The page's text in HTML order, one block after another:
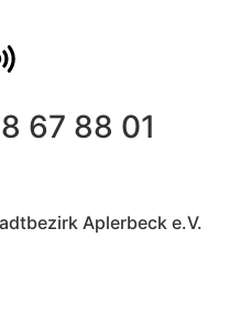
67 88 01
Aplerbeck e.V.